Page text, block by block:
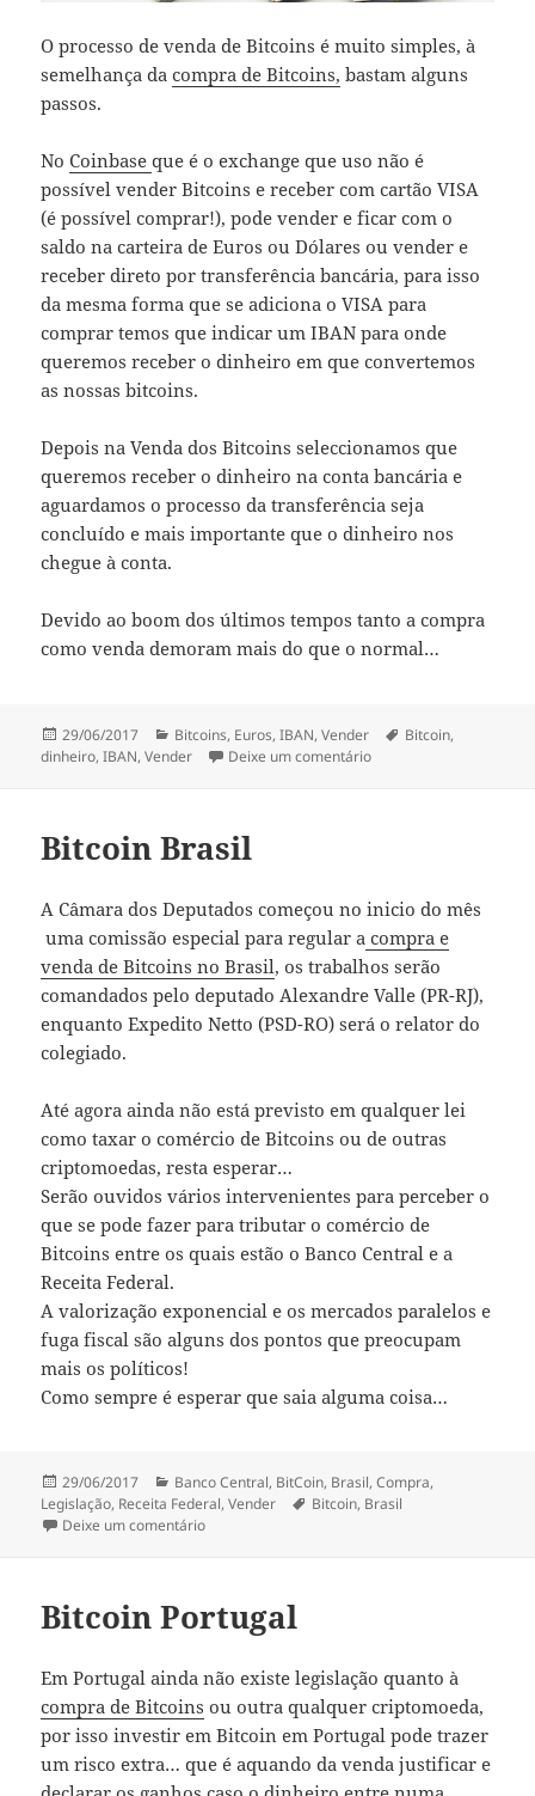
O processo de venda de Bitcoins é muito simples, à
semelhança dacompra de Bitcoins, bastam alguns
passos.
NoCoinbaseque é o exchange que uso não é
possível vender Bitcoins e receber com cartão VISA
(é possível comprar!), pode vender e ficar com o
saldo na carteira de Euros ou Dólares ou vender e
receber direto por transferência bancária, para isso
da mesma forma que se adiciona o VISA para
comprar temos que indicar um IBAN para onde
queremos receber o dinheiro em que convertemos
as nossas bitcoins.
Depois na Venda dos Bitcoins seleccionamos que
queremos receber o dinheiro na conta bancária e
aguardamos o processo da transferência seja
concluído e mais importante que o dinheiro nos
chegue à conta.
Devido ao boom dos últimos tempos tanto a compra
como venda demoram mais do que o normal…
Publicado
a
29/06/2017 Categorias
Bitcoins, Euros,IBAN,Vender Etiquetas
Bitcoin,
dinheiro,IBAN,Vender Deixe um comentáriosobre Como vender
Bitcoin Brasil
A Câmara dos Deputados começou no inicio do mês
uma comissão especial para regular a compra e
venda de Bitcoins no Brasil, os trabalhos serão
comandados pelo deputado Alexandre Valle (PR-RJ),
enquanto Expedito Netto (PSD-RO) será o relator do
colegiado.
Até agora ainda não está previsto em qualquer lei
como taxar o comércio de Bitcoins ou de outras
criptomoedas, resta esperar…
Serão ouvidos vários intervenientes para perceber o
que se pode fazer para tributar o comércio de
Bitcoins entre os quais estão o Banco Central e a
Receita Federal.
A valorização exponencial e os mercados paralelos e
fuga fiscal são alguns dos pontos que preocupam
mais os políticos!
Como sempre é esperar que saia alguma coisa…
Publicado
a
29/06/2017 Categorias
Banco Central, BitCoin, Brasil,Compra,
Legislação, Receita Federal,Vender Etiquetas
Bitcoin, Brasil
Deixe um comentáriosobre Bitcoin Brasil
Bitcoin Portugal
Em Portugal ainda não existe legislação quanto à
compra de Bitcoins ou outra qualquer criptomoeda,
por isso investir em Bitcoin em Portugal pode trazer
um risco extra… que é aquando da venda justificar e